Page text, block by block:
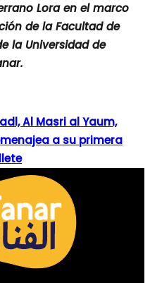
Lora en el marco
de la Facultad de
la Universidad de
Al Masri al Yaum,
a su primera